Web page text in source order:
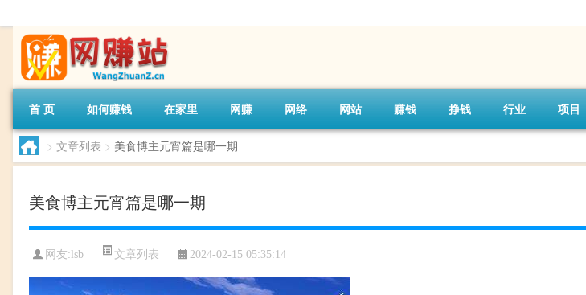
首 页 如何赚钱 在家里 网赚 网络 网站 赚钱 挣钱 行业 项目
> 文章列表 > 美食博主元宵篇是哪一期
美食博主元宵篇是哪一期
网友: lsb 文章列表 2024-02-15 05:35:14